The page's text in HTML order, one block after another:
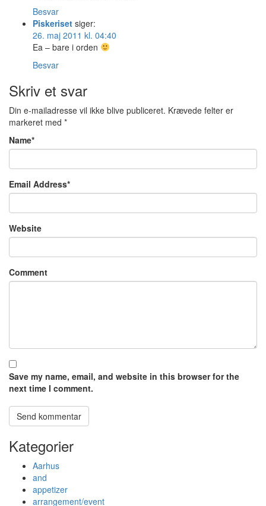
Besvar
Piskeriset siger:
26. maj 2011 kl. 04:40
Ea – bare i orden
Besvar
Skriv et svar
Din e-mailadresse vil ikke blive publiceret. Krævede felter er
markeret med *
Name*
Email Address*
Website
Comment
Save my name, email, and website in this browser for the
next time I comment.
Kategorier
Aarhus
and
appetizer
arrangement/event